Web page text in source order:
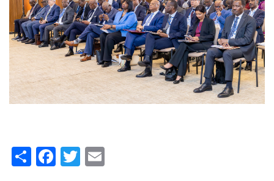
ShareFacebook
Twitter